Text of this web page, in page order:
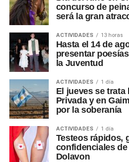
concurso de
será la gran
ACTIVIDADES 13 horas
Hasta el 14 de
presentar
la Juventud
ACTIVIDADES 1 día
El jueves se trata
Privada y en
por la soberanía
ACTIVIDADES 1 día
Testeos rápidos,
confidenciales
Dolavon